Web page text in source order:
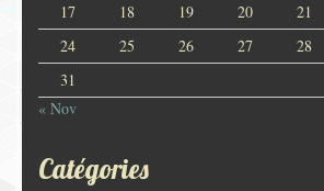
17
18 19 20 21
24
25 26 27 28
31
« Nov
Catégories